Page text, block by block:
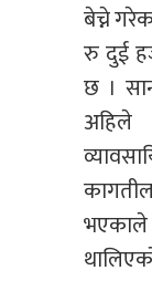
बेच्ने
रु दुई
छ ।